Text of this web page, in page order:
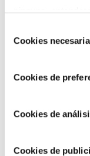
COOKIES.
deCookies
Cookies de
Cookies de
Cookies de